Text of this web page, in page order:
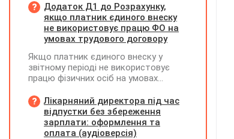
Додаток Д1 до Розрахунку,
якщо платник єдиного внеску
не використовує працю ФО на
умовах трудового договору
Якщо платник єдиного внеску у
звітному періоді не використовує
працю фізичних осіб на умовах
на інших умовах, передбачених
законодавством, Додаток Д1/
Додаток ФІЗ-Д1 за відповідний
період не подається
Лікарняний директора під час
відпустки без збереження
зарплати: оформлення та
оплата (аудіоверсія)